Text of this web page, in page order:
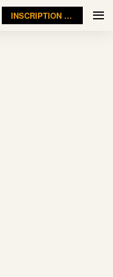
INSCRIPTION VISITEUR